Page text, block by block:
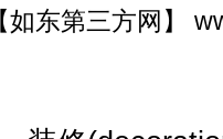
【如东第三方网】